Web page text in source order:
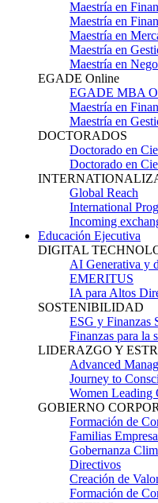
Maestría en
Maestría en
Maestría en
Maestría en
Maestría en
EGADE Online
EGADE MBA
Maestría en
Maestría en
DOCTORADOS
Doctorado en
Doctorado en
Global Reach
International
Incoming
Educación Ejecutiva
DIGITAL
AI Generativa y
EMERITUS
IA para Altos
SOSTENIBILIDAD
ESG y Finanzas
Finanzas para la
LIDERAZGO Y
Advanced
Journey to
Women Leading
GOBIERNO
Formación de
Familias
Gobernanza
Directivos
Creación de
Formación de